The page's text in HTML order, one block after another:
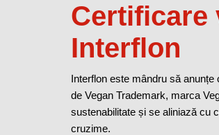
Certificare
Interflon
Interflon este mândru să
de Vegan Trademark, marca
sustenabilitate și se aliniază cu
cruzime.